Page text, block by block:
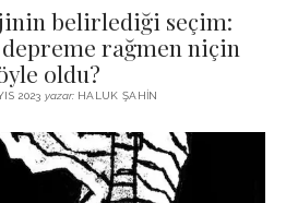
MUTLULUK ÜZERINE
CINAYET
MAVRELLA
BIZ KIMIZ?
– LECTURE NOTES
EDEMEDIM
belirlediği seçim:
rağmen niçin
oldu?
2023 yazar:HALUK ŞAHIN